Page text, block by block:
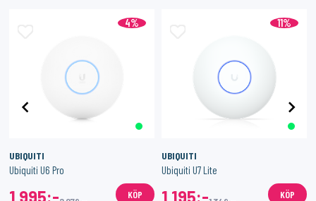
4%
UBIQUITI
Ubiquiti U6 Pro
1 995:- KÖP
11%
UBIQUITI
Ubiquiti U7 Lite
1 195:- KÖP